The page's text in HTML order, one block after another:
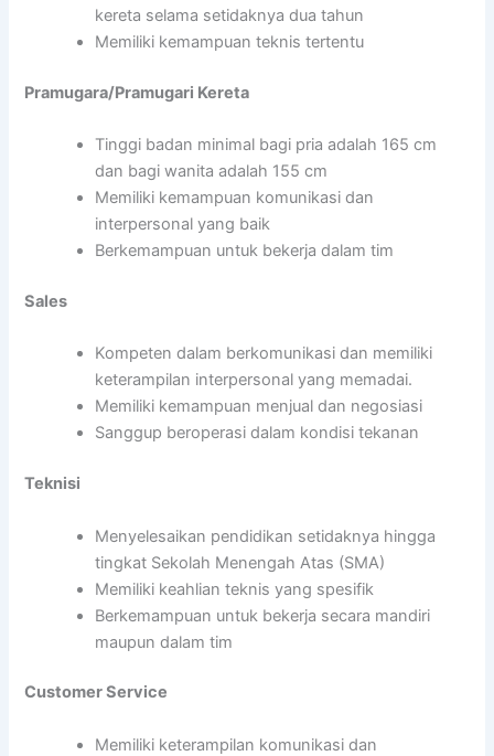
kereta selama setidaknya dua tahun
Memiliki kemampuan teknis tertentu
Pramugara/Pramugari Kereta
Tinggi badan minimal bagi pria adalah 165 cm
dan bagi wanita adalah 155 cm
Memiliki kemampuan komunikasi dan
interpersonal yang baik
Berkemampuan untuk bekerja dalam tim
Sales
Kompeten dalam berkomunikasi dan memiliki
keterampilan interpersonal yang memadai.
Memiliki kemampuan menjual dan negosiasi
Sanggup beroperasi dalam kondisi tekanan
Teknisi
Menyelesaikan pendidikan setidaknya hingga
tingkat Sekolah Menengah Atas (SMA)
Memiliki keahlian teknis yang spesifik
Berkemampuan untuk bekerja secara mandiri
maupun dalam tim
Customer Service
Memiliki keterampilan komunikasi dan